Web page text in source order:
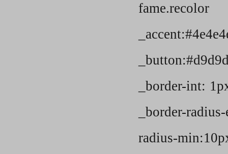
_border-int:
_border-
radius-